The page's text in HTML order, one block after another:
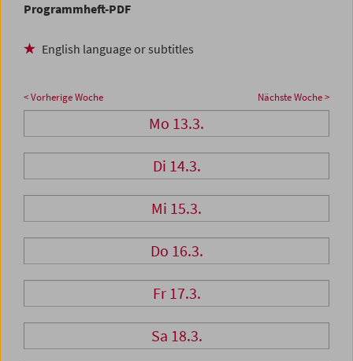
Programmheft-PDF
English language or subtitles
< Vorherige Woche Nächste Woche >
Mo 13.3.
Di 14.3.
Mi 15.3.
Do 16.3.
Fr 17.3.
Sa 18.3.